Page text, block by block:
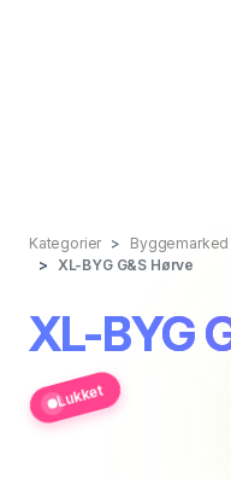
Kategorier Byggemarked
XL-BYG G&S Hørve
XL-BYG
Lukket